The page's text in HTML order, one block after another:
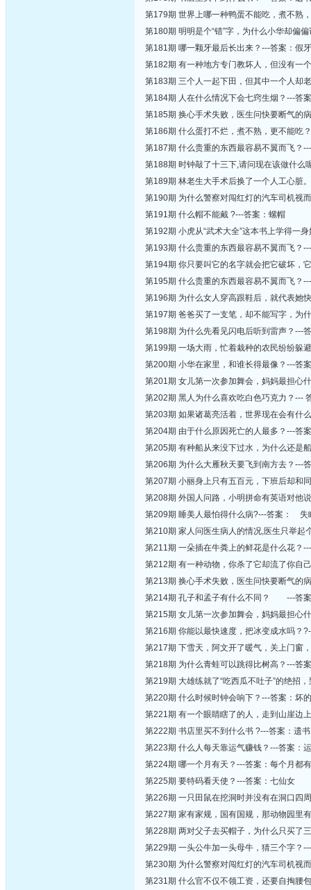
第179期 世界上哪一种鸭蛋不能吃，煮不熟
第180期 明明是个“错”字，为什么小华却偏
第181期 哪一颗牙最后长出来？---答案：假牙
第182期 有一种地方专门教坏人，但没有一
第183期 三个人一起下田，但其中一个人却
第184期 人在什么情况下会七窍生烟？---答
第185期 换心手术失败，医生问快要断气的
第186期 什么蛋打不烂，煮不熟，更不能吃
第187期 什么贵重的东西最容易不翼而飞？
第188期 时钟敲了十三下,请问现在该做什么
第189期 林老生大手术后换了一个人工心脏
第190期 为什么警察对闯红灯的汽车司机视
第191期 什么帽不能戴 ?---答案：螺帽
第192期 小虎从“武术大全”这本书上学得一
第193期 什么贵重的东西最容易不翼而飞？
第194期 你只要叫它的名字就会把它破坏，
第195期 什么贵重的东西最容易不翼而飞？
第196期 为什么女人穿高跟鞋后，就代表她
第197期 爸爸买了一支笔，却不能写字，为
第198期 为什么先看见闪电后听到雷声？---
第199期 一场大雨，忙着栽种的农民纷纷躲
第200期 小华在家里，和谁长得最像？---答
第201期 女儿第一次参加舞会，妈妈最担心
第202期 黑人为什么喜欢吃白色巧克力？---
第203期 如果诸葛亮活着，世界现在会有什
第204期 由于什么原因死亡的人最多？---答
第205期 有种船从来没下过水，为什么还是
第206期 为什么大雁秋天要飞到南方去？---
第207期 小丽身上只有五百元，下班后却和
第208期 外国人问路，小明拼命有英语对他
第209期 睡美人最怕得什么病?---答案： 失
第210期 家人问医生病人的情况,医生只举起
第211期 一朵插在牛粪上的鲜花是什么花？
第212期 有一种动物，你杀了它却流了你自
第213期 换心手术失败，医生问快要断气的
第214期 孔子和孟子有什么不同？ ---答案
第215期 女儿第一次参加舞会，妈妈最担心
第216期 你能以最快速度，把冰变成水吗？
第217期 下雪天，阿文开了暖气，关上门窗
第218期 为什么青蛙可以跳得比树高？---答
第219期 大雄练就了“吃西瓜不吐子”的绝招
第220期 什么时候时钟会响下？---答案：坏
第221期 有一个眼睛瞎了的人，走到山崖边
第222期 书店里买不到什么书 ?---答案：遗书
第223期 什么人每天靠运气赚钱？---答案：
第224期 哪一个月有天？---答案：每个月都
第225期 要特码看天使？---答案：七仙女
第226期 一只田鼠在挖洞时并没有在洞口四
第227期 家有家规，国有国规，那动物园里
第228期 两对父子去买帽子，为什么只买了
第229期 一头公牛加一头母牛，猜三个字？
第230期 为什么警察对闯红灯的汽车司机视
第231期 什么官不仅不领工资，还要自掏腰